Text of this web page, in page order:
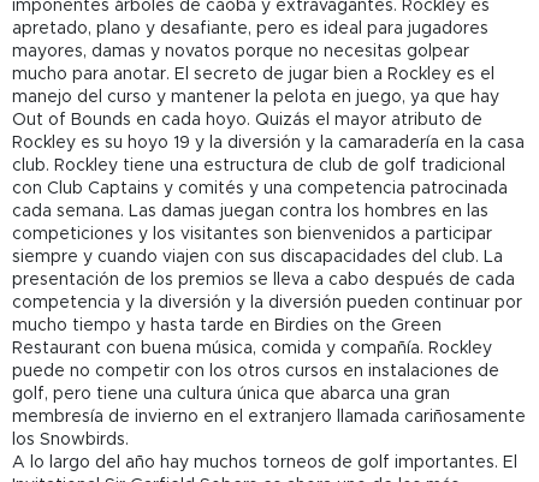
imponentes árboles de caoba y extravagantes. Rockley es
apretado, plano y desafiante, pero es ideal para jugadores
mayores, damas y novatos porque no necesitas golpear
mucho para anotar. El secreto de jugar bien a Rockley es el
manejo del curso y mantener la pelota en juego, ya que hay
Out of Bounds en cada hoyo. Quizás el mayor atributo de
Rockley es su hoyo 19 y la diversión y la camaradería en la casa
club. Rockley tiene una estructura de club de golf tradicional
con Club Captains y comités y una competencia patrocinada
cada semana. Las damas juegan contra los hombres en las
competiciones y los visitantes son bienvenidos a participar
siempre y cuando viajen con sus discapacidades del club. La
presentación de los premios se lleva a cabo después de cada
competencia y la diversión y la diversión pueden continuar por
mucho tiempo y hasta tarde en Birdies on the Green
Restaurant con buena música, comida y compañía. Rockley
puede no competir con los otros cursos en instalaciones de
golf, pero tiene una cultura única que abarca una gran
membresía de invierno en el extranjero llamada cariñosamente
los Snowbirds.
A lo largo del año hay muchos torneos de golf importantes. El